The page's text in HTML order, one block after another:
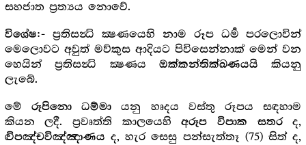
සහජාත ප්‍ර‍ත්‍යය නොවේ.
විශේෂ:- ප්‍ර‍තිසන්‍ධි ක්‍ෂණයෙහි නාම රූප ධර්‍ම පරලොවින්
මෙලොවට අවුත් මව්කුස ආදියට පිවිසෙන්නාක් මෙන් වන
හෙයින් ප්‍ර‍තිසන්‍ධි ක්‍ෂණය ඔක්කන්තික්ඛණයයි කියනු
ලැබේ.
මේ රූපිනො ධම්මා යනු හෘදය වස්තු රූපය සඳහාම
කියන ලදී. ප්‍ර‍වෘත්ති කාලයෙහිඅරූප විපාක සතරද,
ද්‍විපඤ්චවිඤ්ඤාණය ද, හැර සෙසු පන්සැත්තෑ (75) සිත් ද,